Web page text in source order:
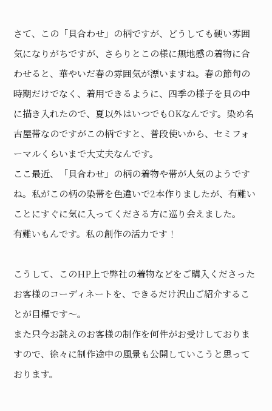
さて、この「貝合わせ」の柄ですが、どうしても硬い雰囲
気になりがちですが、さらりとこの様に無地感の着物に合
わせると、華やいだ春の雰囲気が漂いますね。春の節句の
時期だけでなく、着用できるように、四季の様子を貝の中
に描き入れたので、夏以外はいつでもOKなんです。染め名
古屋帯なのですがこの柄ですと、普段使いから、セミフォ
ーマルくらいまで大丈夫なんです。
ここ最近、「貝合わせ」の柄の着物や帯が人気のようです
ね。私がこの柄の染帯を色違いで2本作りましたが、有難い
ことにすぐに気に入ってくださる方に巡り会えました。
有難いもんです。私の創作の活力です！
こうして、このHP上で弊社の着物などをご購入くださった
お客様のコーディネートを、できるだけ沢山ご紹介するこ
とが目標です〜。
また只今お誂えのお客様の制作を何件がお受けしておりま
すので、徐々に制作途中の風景も公開していこうと思って
おります。